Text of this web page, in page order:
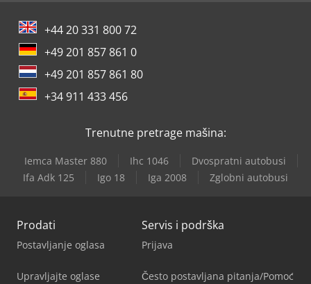
+44 20 331 800 72
+49 201 857 861 0
+49 201 857 861 80
+34 911 433 456
Trenutne pretrage mašina:
Iemca Master 880 Ihc 1046
Dvospratni autobusi
Ifa Adk 125
Igo 18 Iga 2008 Zglobni autobusi
Prodati
Postavljanje oglasa
Upravljajte oglase
Servis i podrška
Prijava
Često postavljana pitanja/Pomoć